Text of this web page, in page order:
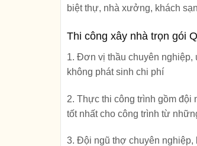
biệt thự, nhà xưởng, khách
Thi công xây nhà trọn gói
1. Đơn vị thầu chuyên nghiệp,
không phát sinh chi phí
2. Thực thi công trình gồm đội
tốt nhất cho công trình từ
3. Đội ngũ thợ chuyên nghiệp,